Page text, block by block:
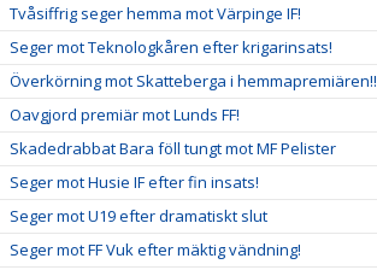
Tvåsiffrig seger hemma mot Värpinge IF!
Seger mot Teknologkåren efter krigarinsats!
Överkörning mot Skatteberga i hemmapremiären!!
Oavgjord premiär mot Lunds FF!
Skadedrabbat Bara föll tungt mot MF Pelister
Seger mot Husie IF efter fin insats!
Seger mot U19 efter dramatiskt slut
Seger mot FF Vuk efter mäktig vändning!